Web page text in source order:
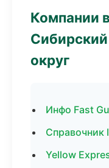
Компании
округ
Инфо Fast
Справочник
Yellow